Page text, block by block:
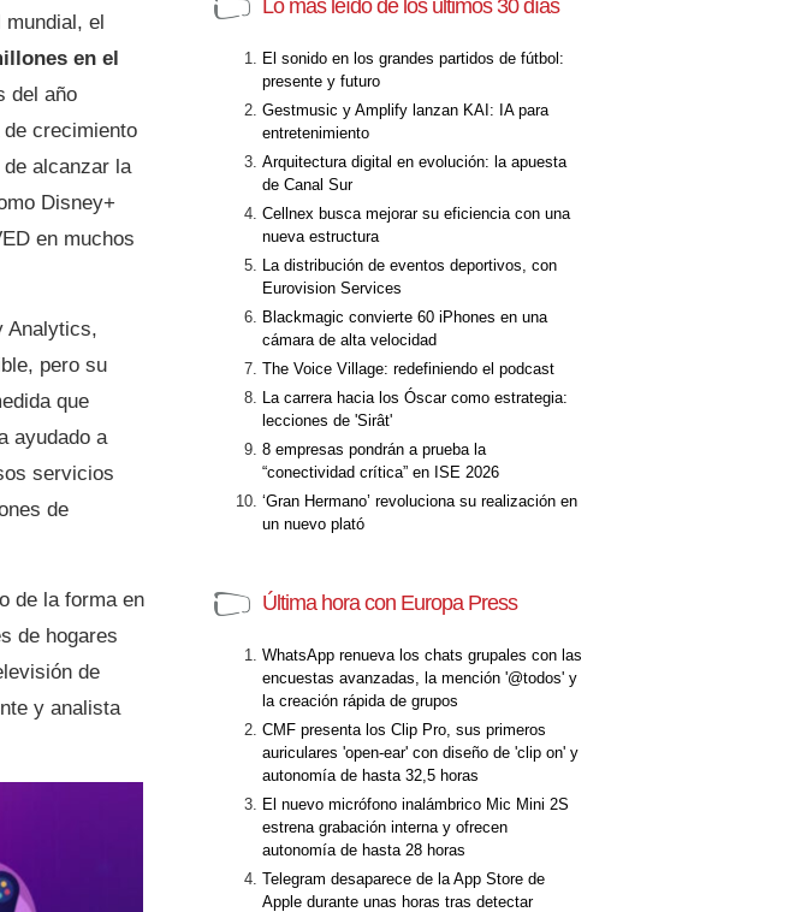
el
en el
del año
crecimiento
alcanzar la
Disney+
en muchos
Analytics,
pero su
que
ayudado a
servicios
de
de la forma en
de hogares
de
y analista
Lo más leído de los últimos 30 días
El sonido en los grandes partidos de fútbol:
presente y futuro
Gestmusic y Amplify lanzan KAI: IA para
entretenimiento
Arquitectura digital en evolución: la apuesta
de Canal Sur
Cellnex busca mejorar su eficiencia con una
nueva estructura
La distribución de eventos deportivos, con
Eurovision Services
Blackmagic convierte 60 iPhones en una
cámara de alta velocidad
The Voice Village: redefiniendo el podcast
La carrera hacia los Óscar como estrategia:
lecciones de 'Sirât'
8 empresas pondrán a prueba la
“conectividad crítica” en ISE 2026
‘Gran Hermano’ revoluciona su realización en
un nuevo plató
Última hora con Europa Press
WhatsApp renueva los chats grupales con las
encuestas avanzadas, la mención '@todos' y
la creación rápida de grupos
CMF presenta los Clip Pro, sus primeros
auriculares 'open-ear' con diseño de 'clip on' y
autonomía de hasta 32,5 horas
El nuevo micrófono inalámbrico Mic Mini 2S
estrena grabación interna y ofrecen
autonomía de hasta 28 horas
Telegram desaparece de la App Store de
Apple durante unas horas tras detectar